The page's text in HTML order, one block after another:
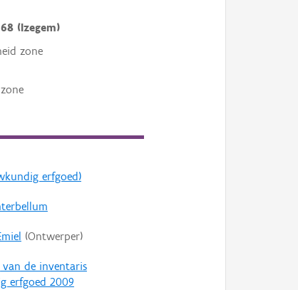
(Izegem)
zone
erfgoed)
(Ontwerper)
van de inventaris
erfgoed 2009